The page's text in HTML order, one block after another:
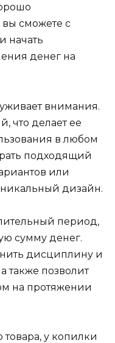
сможете с
начать
денег на
внимания.
что делает ее
в любом
подходящий
или
дизайн.
период,
сумму денег.
дисциплину и
также позволит
на протяжении
у копилки